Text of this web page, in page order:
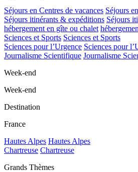
Séjours en Centres de vacances Séjours
Séjours itinérants & expéditions Séjours
hébergement en gîte ou chalet
Sciences et Sports Sciences et Sports
Sciences pour l’Urgence Sciences pour
Journalisme Scientifique Journalisme
Week-end
Week-end
Destination
France
Hautes Alpes Hautes Alpes
Chartreuse Chartreuse
Grands Thèmes